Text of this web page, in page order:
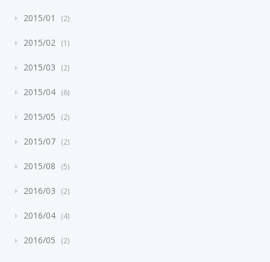
2015/01 2
2015/02 1
2015/03 2
2015/04 6
2015/05 2
2015/07 2
2015/08 5
2016/03 2
2016/04 4
2016/05 2